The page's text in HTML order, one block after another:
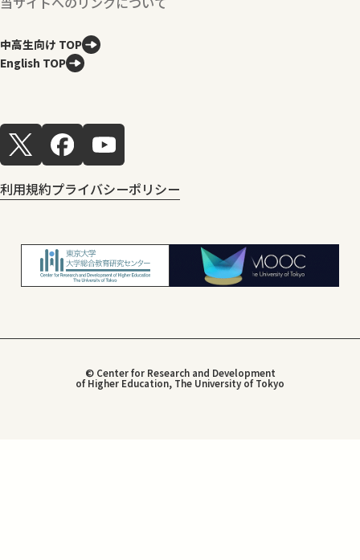
中高生向け TOP
English TOP
利用規約プライバシーポリシー
© Center for Research and Development
of Higher Education, The University of Tokyo